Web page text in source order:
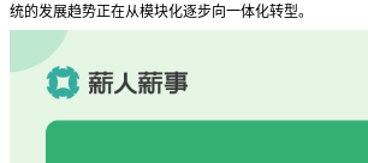
统的发展趋势正在从模块化逐步向一体化转型。